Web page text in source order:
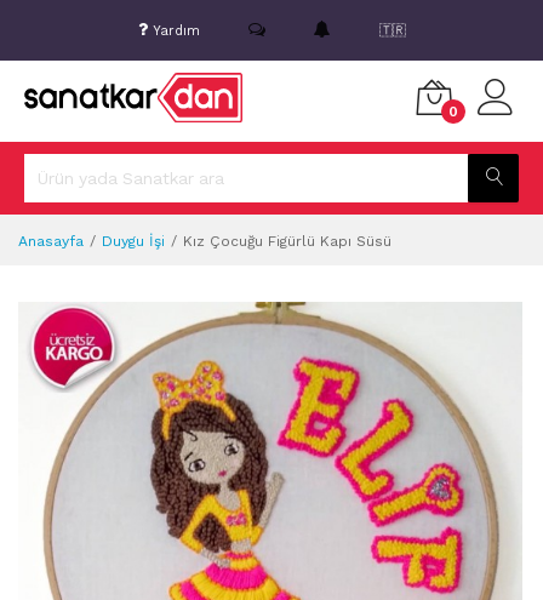
Yardım 🇹🇷
0
Anasayfa Duygu İşi Kız Çocuğu Figürlü Kapı Süsü